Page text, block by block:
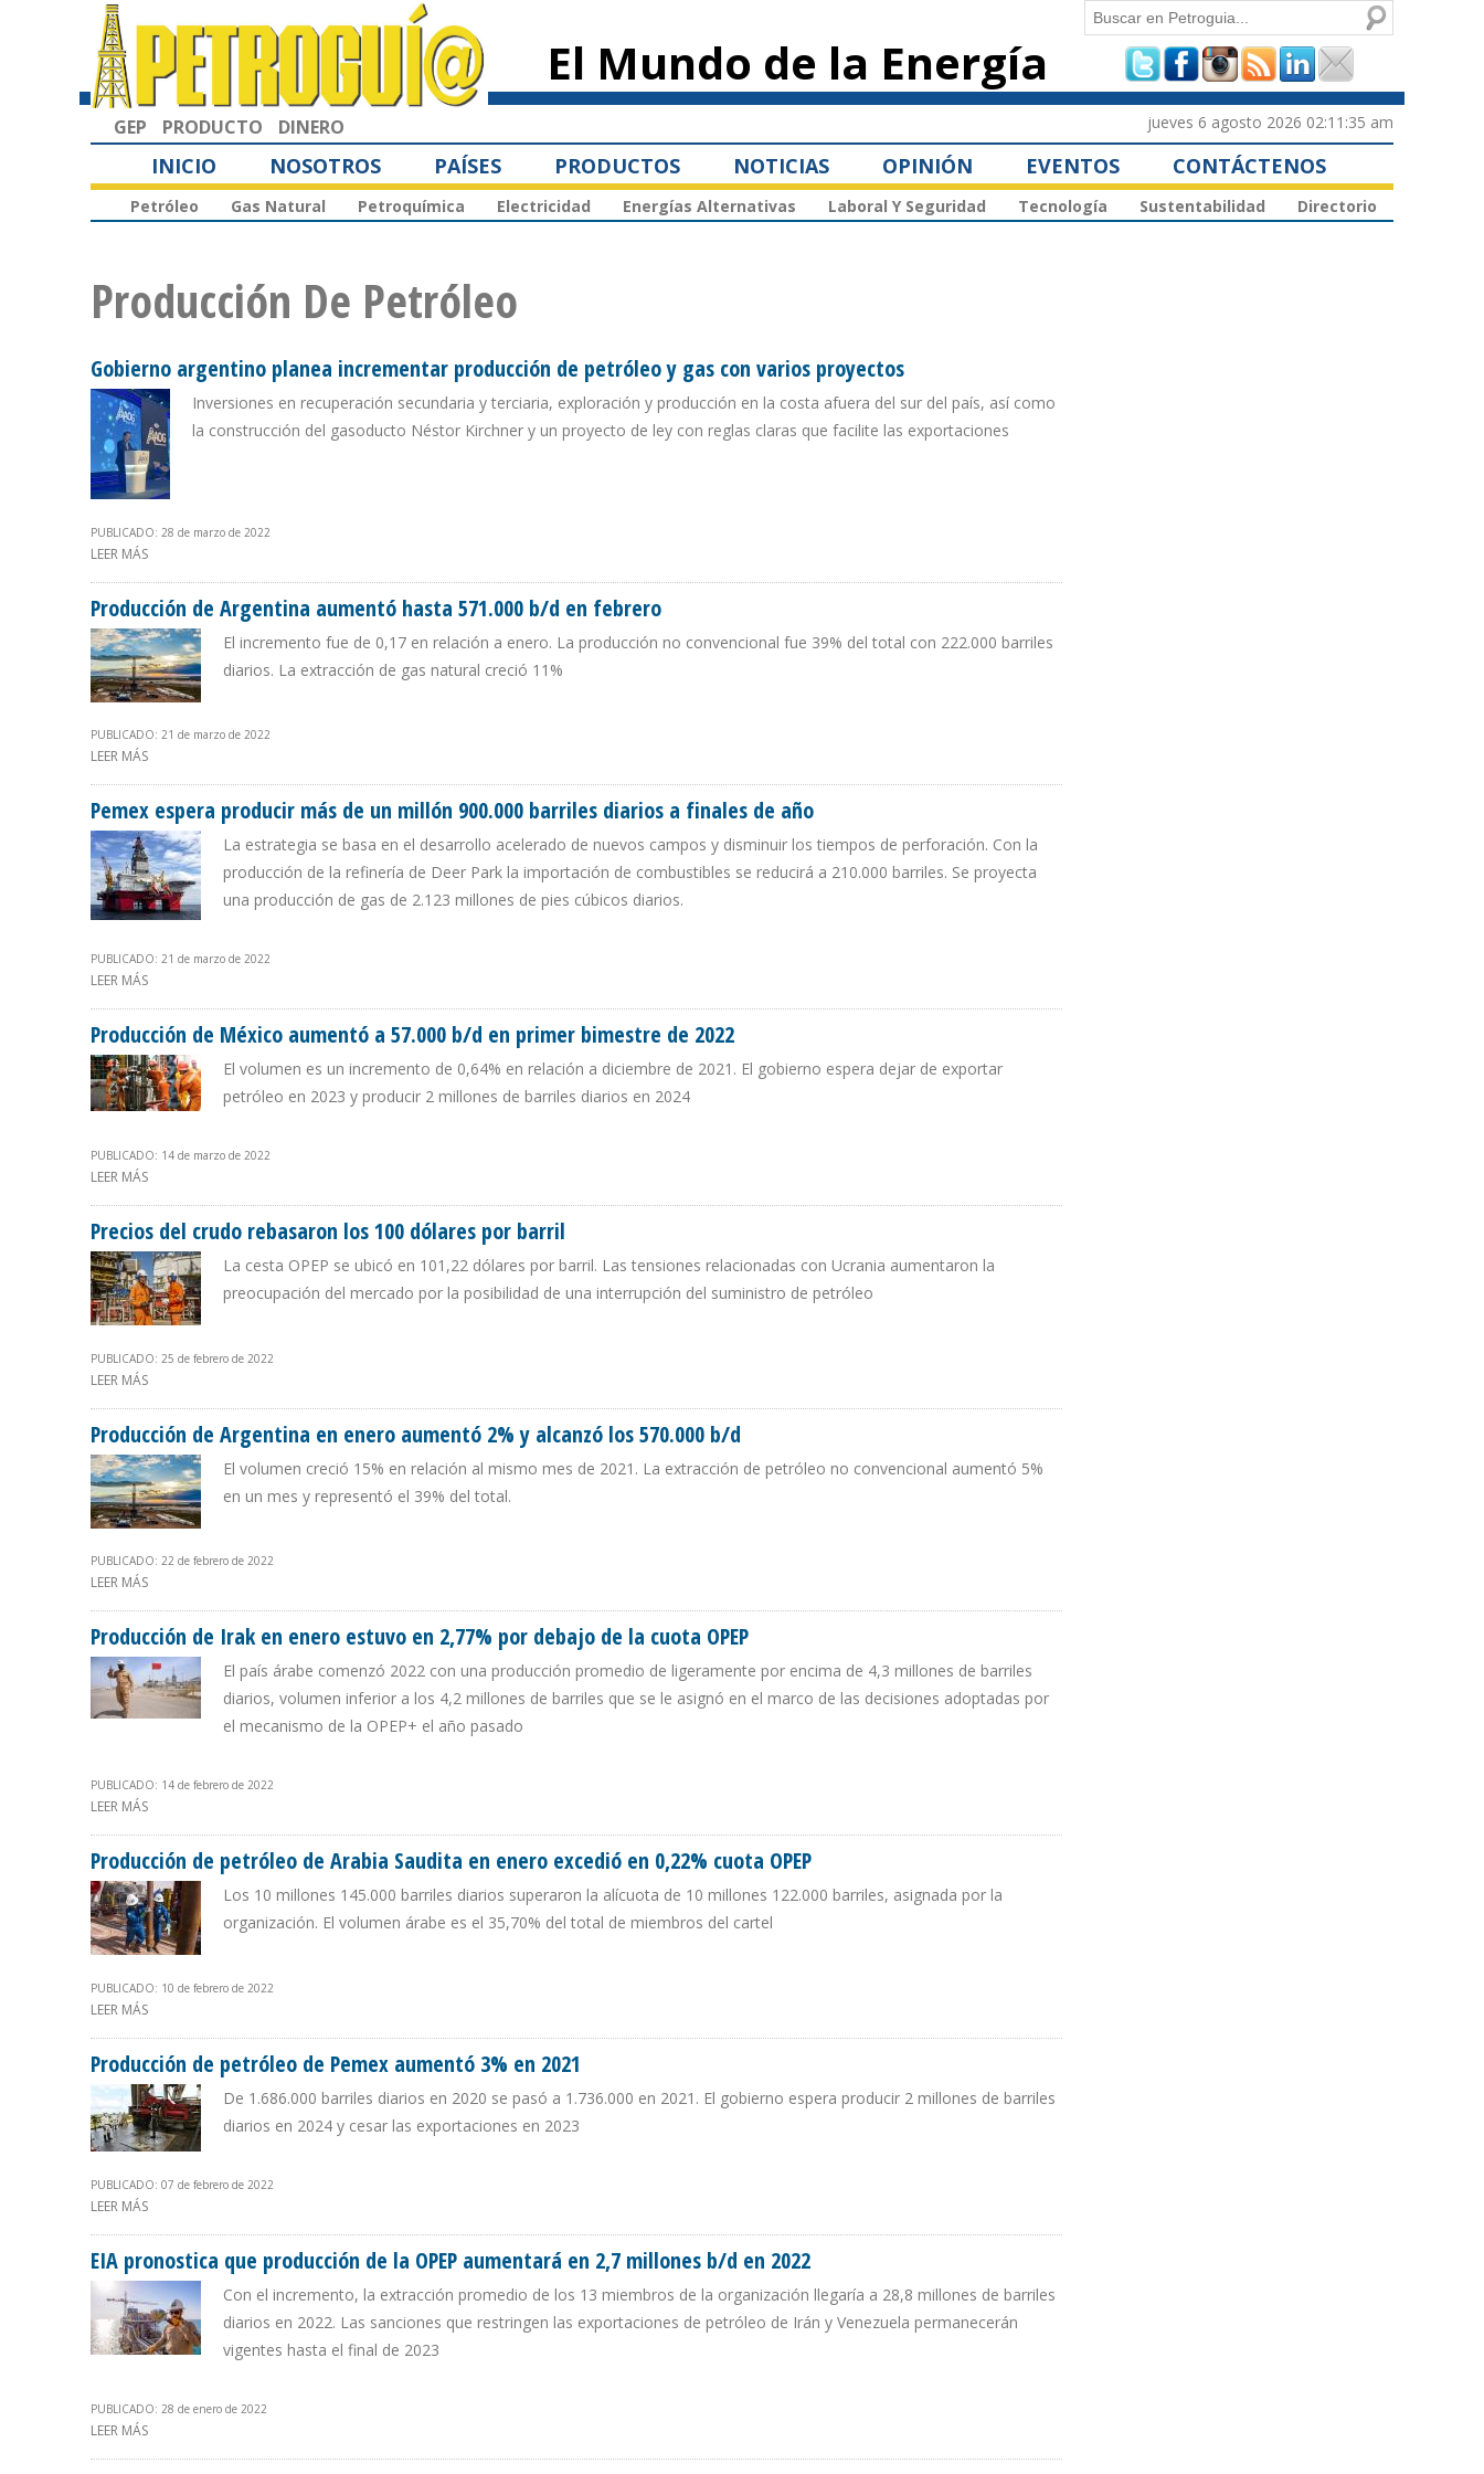
principal
El Mundo de la Energía
Formulario de
búsqueda
Buscar
GEP PRODUCTO DINERO jueves 6 agosto 2026 02:11:35 am
INICIO NOSOTROS PAÍSES PRODUCTOS NOTICIAS OPINIÓN EVENTOS CONTÁCTENOS
Petróleo Gas Natural Petroquímica Electricidad Energías Alternativas Laboral Y Seguridad Tecnología Sustentabilidad Directorio
Producción De Petróleo
Gobierno argentino planea incrementar producción de petróleo y gas con varios proyectos
Inversiones en recuperación secundaria y terciaria, exploración y producción en la costa afuera del sur del país, así como
la construcción del gasoducto Néstor Kirchner y un proyecto de ley con reglas claras que facilite las exportaciones
PUBLICADO: 28 de marzo de 2022
LEER MÁS
Producción de Argentina aumentó hasta 571.000 b/d en febrero
El incremento fue de 0,17 en relación a enero. La producción no convencional fue 39% del total con 222.000 barriles
diarios. La extracción de gas natural creció 11%
PUBLICADO: 21 de marzo de 2022
LEER MÁS
Pemex espera producir más de un millón 900.000 barriles diarios a finales de año
La estrategia se basa en el desarrollo acelerado de nuevos campos y disminuir los tiempos de perforación. Con la
producción de la refinería de Deer Park la importación de combustibles se reducirá a 210.000 barriles. Se proyecta
una producción de gas de 2.123 millones de pies cúbicos diarios.
PUBLICADO: 21 de marzo de 2022
LEER MÁS
Producción de México aumentó a 57.000 b/d en primer bimestre de 2022
El volumen es un incremento de 0,64% en relación a diciembre de 2021. El gobierno espera dejar de exportar
petróleo en 2023 y producir 2 millones de barriles diarios en 2024
PUBLICADO: 14 de marzo de 2022
LEER MÁS
Precios del crudo rebasaron los 100 dólares por barril
La cesta OPEP se ubicó en 101,22 dólares por barril. Las tensiones relacionadas con Ucrania aumentaron la
preocupación del mercado por la posibilidad de una interrupción del suministro de petróleo
PUBLICADO: 25 de febrero de 2022
LEER MÁS
Producción de Argentina en enero aumentó 2% y alcanzó los 570.000 b/d
El volumen creció 15% en relación al mismo mes de 2021. La extracción de petróleo no convencional aumentó 5%
en un mes y representó el 39% del total.
PUBLICADO: 22 de febrero de 2022
LEER MÁS
Producción de Irak en enero estuvo en 2,77% por debajo de la cuota OPEP
El país árabe comenzó 2022 con una producción promedio de ligeramente por encima de 4,3 millones de barriles
diarios, volumen inferior a los 4,2 millones de barriles que se le asignó en el marco de las decisiones adoptadas por
el mecanismo de la OPEP+ el año pasado
PUBLICADO: 14 de febrero de 2022
LEER MÁS
Producción de petróleo de Arabia Saudita en enero excedió en 0,22% cuota OPEP
Los 10 millones 145.000 barriles diarios superaron la alícuota de 10 millones 122.000 barriles, asignada por la
organización. El volumen árabe es el 35,70% del total de miembros del cartel
PUBLICADO: 10 de febrero de 2022
LEER MÁS
Producción de petróleo de Pemex aumentó 3% en 2021
De 1.686.000 barriles diarios en 2020 se pasó a 1.736.000 en 2021. El gobierno espera producir 2 millones de barriles
diarios en 2024 y cesar las exportaciones en 2023
PUBLICADO: 07 de febrero de 2022
LEER MÁS
EIA pronostica que producción de la OPEP aumentará en 2,7 millones b/d en 2022
Con el incremento, la extracción promedio de los 13 miembros de la organización llegaría a 28,8 millones de barriles
diarios en 2022. Las sanciones que restringen las exportaciones de petróleo de Irán y Venezuela permanecerán
vigentes hasta el final de 2023
PUBLICADO: 28 de enero de 2022
LEER MÁS